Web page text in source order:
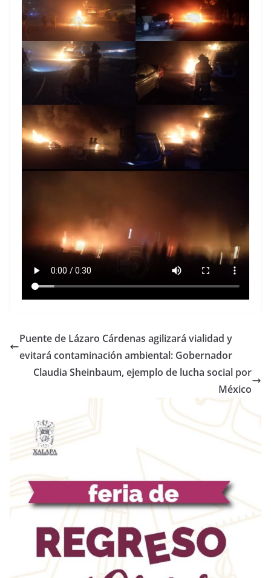
Puente de Lázaro Cárdenas agilizará vialidad y
evitará contaminación ambiental: Gobernador
Claudia Sheinbaum, ejemplo de lucha social por
México